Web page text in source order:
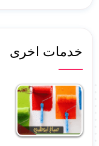
خدمات اخرى